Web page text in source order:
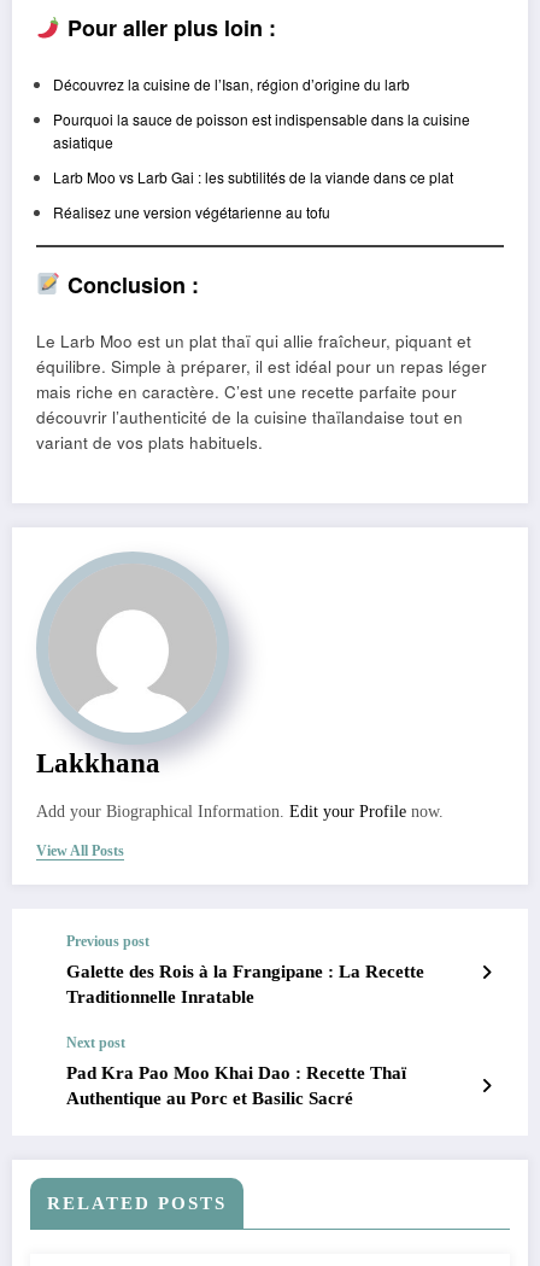
Pour aller plus loin :
Découvrez la cuisine de l’Isan, région d’origine du larb
Pourquoi la sauce de poisson est indispensable dans la cuisine
asiatique
Larb Moo vs Larb Gai : les subtilités de la viande dans ce plat
Réalisez une version végétarienne au tofu
Conclusion :
Le Larb Moo est un plat thaï qui allie fraîcheur, piquant et
équilibre. Simple à préparer, il est idéal pour un repas léger
mais riche en caractère. C’est une recette parfaite pour
découvrir l’authenticité de la cuisine thaïlandaise tout en
variant de vos plats habituels.
Lakkhana
Add your Biographical Information. Edit your Profile now.
View All Posts
Previous post
Galette des Rois à la Frangipane : La Recette
Traditionnelle Inratable
Next post
Pad Kra Pao Moo Khai Dao : Recette Thaï
Authentique au Porc et Basilic Sacré
RELATED POSTS